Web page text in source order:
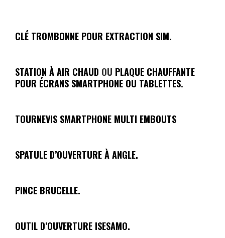
CLÉ TROMBONNE POUR EXTRACTION SIM.
STATION À AIR CHAUD OU PLAQUE CHAUFFANTE
POUR ÉCRANS SMARTPHONE OU TABLETTES.
TOURNEVIS SMARTPHONE MULTI EMBOUTS
SPATULE D’OUVERTURE À ANGLE.
PINCE BRUCELLE.
OUTIL D’OUVERTURE ISESAMO.